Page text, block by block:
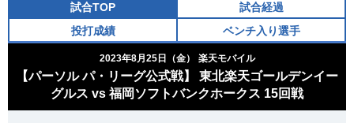
試合TOP
試合経過
投打成績
ベンチ入り選手
2023年8月25日（金） 楽天モバイル
【パーソル パ・リーグ公式戦】 東北楽天ゴールデンイー
グルス vs 福岡ソフトバンクホークス 15回戦